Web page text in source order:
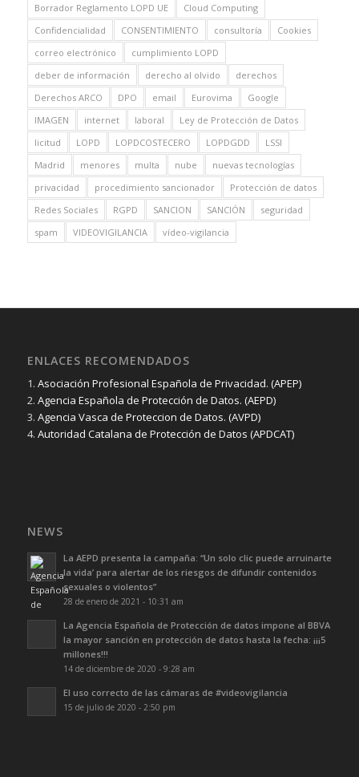
Borrador Reglamento LOPD UE
Cloud Computing
Confidencialidad
CONSENTIMIENTO consultoría
Cookies
correo electrónico
cumplimiento LOPD
deber de información
derecho al olvido
derechos
Derechos ARCO
DPO email Eurovima
Google
IMAGEN
internet laboral
Ley de Protección de Datos
licitud
LOPD LOPDCOSTECERO LOPDGDD
LSSI
Madrid
menores multa nube
nuevas tecnologías
privacidad
procedimiento sancionador
Protección de datos
Redes Sociales
RGPD SANCION SANCIÓN
seguridad
spam
VIDEOVIGILANCIA vídeo-vigilancia
ENLACES RECOMENDADOS
1. Asociación Profesional Española de Privacidad. (APEP)
2. Agencia Española de Protección de Datos. (AEPD)
3. Agencia Vasca de Proteccion de Datos. (AVPD)
4. Autoridad Catalana de Protección de Datos (APDCAT)
NEWS
La AEPD presenta la campaña: “Un solo clic puede arruinarte
la vida’ para alertar de los riesgos de difundir contenidos
sexuales o violentos”
28 de enero de 2021 - 10:31 am
La Agencia Española de Protección de datos impone al BBVA
la mayor sanción en protección de datos hasta la fecha: ¡¡¡5
millones!!!
14 de diciembre de 2020 - 9:28 am
El uso correcto de las cámaras de #videovigilancia
15 de julio de 2020 - 2:50 pm